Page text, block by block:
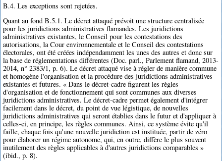
B.4. Les exceptions sont rejetées.
Quant au fond B.5.1. Le décret attaqué prévoit une structure centralisée
pour les juridictions administratives flamandes. Les juridictions
administratives existantes, le Conseil pour les contestations des
autorisations, la Cour environnementale et le Conseil des contestations
électorales, ont été créées indépendamment les unes des autres et donc sur
la base de réglementations différentes (Doc. parl., Parlement flamand, 2013-
2014, n° 2383/1, p. 6). Le décret attaqué vise à régler de manière commune
et homogène l'organisation et la procédure des juridictions administratives
existantes et futures. « Dans le décret-cadre figurent les règles
d'organisation et de fonctionnement qui sont communes aux diverses
juridictions administratives. Le décret-cadre permet également d'intégrer
facilement dans le décret, du point de vue légistique, de nouvelles
juridictions administratives qui seront établies dans le futur et d'appliquer à
celles-ci, en principe, les règles communes. Ainsi, ce système évite qu'il
faille, chaque fois qu'une nouvelle juridiction est instituée, partir de zéro
pour élaborer un régime autonome, qui, en outre, diffère le plus souvent
inutilement des règles applicables à d'autres juridictions comparables »
(ibid., p. 8).